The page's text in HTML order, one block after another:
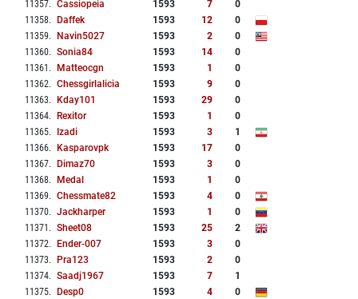
11357. Cassiopeia 1593 7
0
11358. Daffek 1593 12
0
11359. Navin5027 1593 2
0
11360. Sonia84 1593 14
0
11361 . Matteocgn 1593 1
0
11362. Chessgirlalicia 1593 9
0
11363. Kday101 1593 29
0
11364. Rexitor 1593 1
0
11365. Izadi 1593 3
1
11366. Kasparovpk 1593 17
0
11367. Dimaz70 1593 3
0
11368. Medal 1593 1
0
11369. Chessmate82 1593 4
0
11370. Jackharper 1593 1
0
11371 . Sheet08 1593 25
2
11372. Ender-007 1593 3
0
11373. Pra123 1593 2
0
11374. Saadj1967 1593 7
1
11375. Desp0 1593 4 0